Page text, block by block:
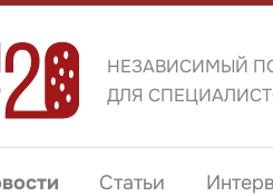
НЕЗАВИСИМЫЙ
ДЛЯ
Статьи